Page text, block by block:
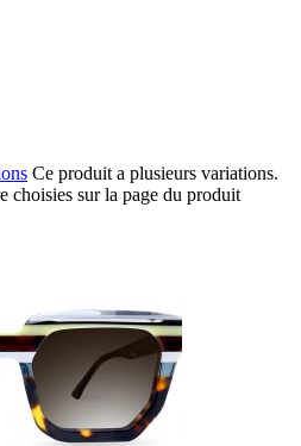
Ce produit a plusieurs variations.
choisies sur la page du produit